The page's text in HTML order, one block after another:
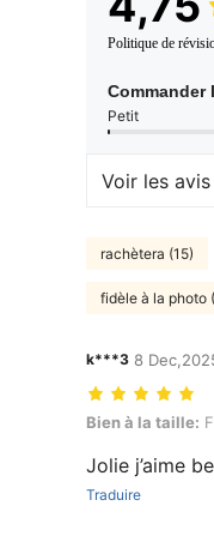
Politique de
Commander
Petit
Voir les
rachètera (15)
fidèle à la photo
k***3 8
Bien à la taille:
Bien à la taille:
Jolie j’aime
Traduire